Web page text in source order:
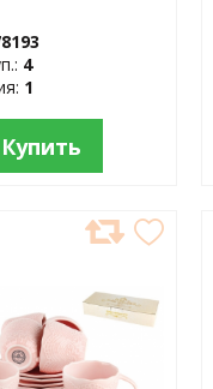
4
1
Купить